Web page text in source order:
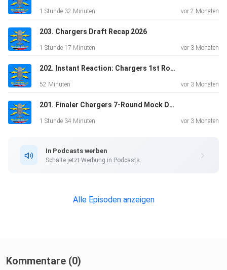
1 Stunde 32 Minuten vor 2 Monaten
203. Chargers Draft Recap 2026
1 Stunde 17 Minuten vor 3 Monaten
202. Instant Reaction: Chargers 1st Round Pick
52 Minuten vor 3 Monaten
201. Finaler Chargers 7-Round Mock Draft & Draft Wetten
1 Stunde 34 Minuten vor 3 Monaten
In Podcasts werben
Schalte jetzt Werbung in Podcasts.
Alle Episoden anzeigen
Kommentare (0)